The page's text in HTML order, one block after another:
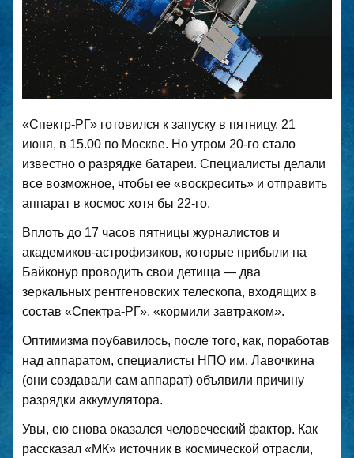
«Спектр-РГ» готовился к запуску в пятницу, 21
июня, в 15.00 по Москве. Но утром 20-го стало
известно о разрядке батареи. Специалисты делали
все возможное, чтобы ее «воскресить» и отправить
аппарат в космос хотя бы 22-го.
Вплоть до 17 часов пятницы журналистов и
академиков-астрофизиков, которые прибыли на
Байконур проводить свои детища — два
зеркальных рентгеновских телескопа, входящих в
состав «Спектра-РГ», «кормили завтраком».
Оптимизма поубавилось, после того, как, поработав
над аппаратом, специалисты НПО им. Лавочкина
(они создавали сам аппарат) объявили причину
разрядки аккумулятора.
Увы, ею снова оказался человеческий фактор. Как
рассказал «МК» источник в космической отрасли,